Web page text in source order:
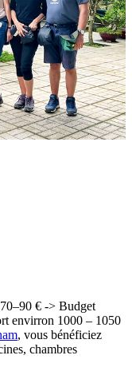
€ -> Budget
envirron 1000 – 1050
, vous bénéficiez
chambres